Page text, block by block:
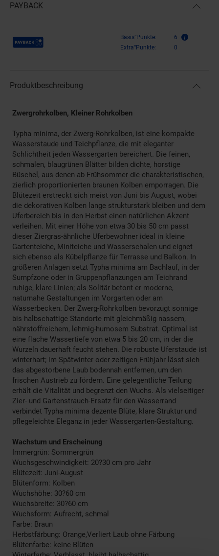
PAYBACK
Payback Punkte Basis°Punkte:
6
Extra°Punkte:
0
Produktbeschreibung
Zwergrohrkolben, Kleiner Rohrkolben
Typha minima, der Zwerg-Rohrkolben, ist eine kompakte
Wasserstaude und Teichpflanze, die mit eleganter
Schlichtheit jeden Wassergarten bereichert. Die feinen,
schmalen, blaugrünen Blätter bilden dichte, horstige
Büschel, aus denen ab Frühsommer die charakteristischen,
zierlich proportionierten braunen Kolben emporragen. Die
Blütezeit erstreckt sich meist von Juni bis August, wobei
die dekorativen Kolben lange strukturstark bleiben und dem
Uferbereich bis in den Herbst einen natürlichen Akzent
verleihen. Mit einer Höhe von etwa 30 bis 50 cm passt
dieser Ziergras-ähnliche Uferbewohner ideal in kleine
Gartenteiche, Miniteiche und Wasserschalen und eignet
sich ebenso als Kübelpflanze für Terrasse und Balkon. In
größeren Anlagen setzt Typha minima am Bachlauf, in der
Sumpfzone oder in Gruppenpflanzungen am Teichrand
ruhige, klare Linien; als Solitär betont er moderne,
naturnahe Gestaltungen im Vorgarten oder am
Wasserbecken. Der Zwerg-Rohrkolben bevorzugt sonnige
bis halbschattige Standorte mit gleichmäßig nassem,
nährstoffreichem, lehmig-humosem Substrat. Optimal ist
eine flache Wassertiefe von etwa 5 bis 20 cm, in der die
Wurzeln dauerhaft feucht stehen. Die robuste Uferstaude ist
winterhart; im Spätwinter oder zeitigen Frühjahr lässt sich
das abgestorbene Laub bodennah entfernen, um den
frischen Austrieb zu fördern. Eine gelegentliche Teilung
erhält die Vitalität und begrenzt den Wuchs. Als vielseitiger
Zier- und Gartenstrauch-Ersatz für den Wasserrand
verbindet Typha minima dezente Blüte, klare Struktur und
pflegeleichte Eleganz in jeder Wassergarten-Gestaltung.
Wachstum und Erscheinung
Immergrün: Sommergrün
Wuchsgeschwindigkeit: 20?30 cm pro Jahr
Blütezeit: Juni-August
Blütenform: Kolben
Wuchshöhe: 30?60 cm
Wuchsbreite: 30?60 cm
Wuchsform: Aufrecht, schmal
Farbe: Braun
Herbstfärbung: Orange,Verliert Laub ohne Färbung
Blütenfarbe: keine Blüten